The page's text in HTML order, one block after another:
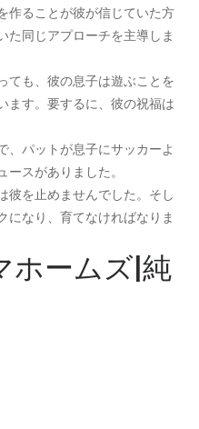
作ることが彼が信じていた方
た同じアプローチを主導しま
ても、彼の息子は遊ぶことを
ます。要するに、彼の祝福は
、パットが息子にサッカーよ
スがありました。
彼を止めませんでした。そし
になり、育てなければなりま
ホームズ|純